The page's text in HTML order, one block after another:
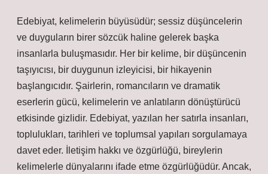
Edebiyat, kelimelerin büyüsüdür; sessiz düşüncelerin
ve duyguların birer sözcük haline gelerek başka
insanlarla buluşmasıdır. Her bir kelime, bir düşüncenin
taşıyıcısı, bir duygunun izleyicisi, bir hikayenin
başlangıcıdır. Şairlerin, romancıların ve dramatik
eserlerin gücü, kelimelerin ve anlatıların dönüştürücü
etkisinde gizlidir. Edebiyat, yazılan her satırla insanları,
toplulukları, tarihleri ve toplumsal yapıları sorgulamaya
davet eder. İletişim hakkı ve özgürlüğü, bireylerin
kelimelerle dünyalarını ifade etme özgürlüğüdür. Ancak,